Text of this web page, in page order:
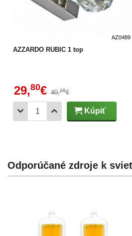
AZ0489
AZZARDO RUBIC 1 top
29,80€ 40,25€
Kúpiť
Odporúčané zdroje k